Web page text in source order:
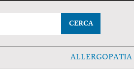
CERCA
ALLERGOPATIA